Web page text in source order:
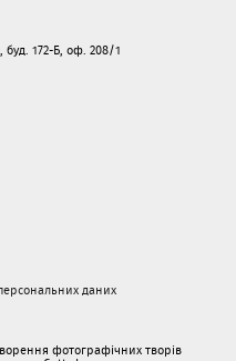
буд. 172-Б, оф. 208/1
даних
фотографічних творів